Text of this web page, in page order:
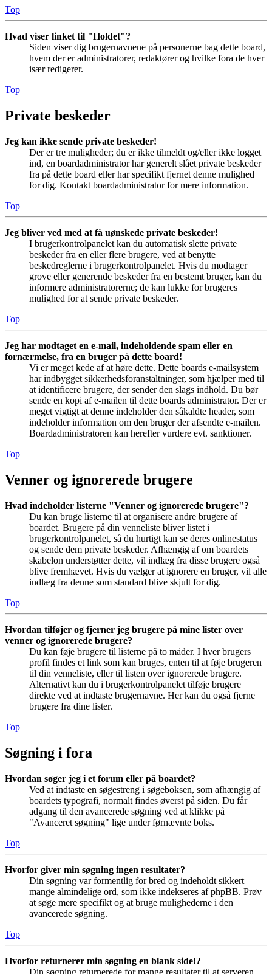
Top
Hvad viser linket til "Holdet"?
Siden viser dig brugernavnene på personerne bag dette board,
hvem der er administratorer, redaktører og hvilke fora de hver
især redigerer.
Top
Private beskeder
Jeg kan ikke sende private beskeder!
Der er tre muligheder; du er ikke tilmeldt og/eller ikke logget
ind, en boardadministrator har generelt slået private beskeder
fra på dette board eller har specifikt fjernet denne mulighed
for dig. Kontakt boardadministrator for mere information.
Top
Jeg bliver ved med at få uønskede private beskeder!
I brugerkontrolpanelet kan du automatisk slette private
beskeder fra en eller flere brugere, ved at benytte
beskedreglerne i brugerkontrolpanelet. Hvis du modtager
grove eller generende beskeder fra en bestemt bruger, kan du
informere administratorerne; de kan lukke for brugeres
mulighed for at sende private beskeder.
Top
Jeg har modtaget en e-mail, indeholdende spam eller en
fornærmelse, fra en bruger på dette board!
Vi er meget kede af at høre dette. Dette boards e-mailsystem
har indbygget sikkerhedsforanstaltninger, som hjælper med til
at identificere brugere, der sender den slags indhold. Du bør
sende en kopi af e-mailen til dette boards administrator. Der er
meget vigtigt at denne indeholder den såkaldte header, som
indeholder information om den bruger der afsendte e-mailen.
Boardadministratoren kan herefter vurdere evt. sanktioner.
Top
Venner og ignorerede brugere
Hvad indeholder listerne "Venner og ignorerede brugere"?
Du kan bruge listerne til at organisere andre brugere af
boardet. Brugere på din venneliste bliver listet i
brugerkontrolpanelet, så du hurtigt kan se deres onlinestatus
og sende dem private beskeder. Afhængig af om boardets
skabelon understøtter dette, vil indlæg fra disse brugere også
blive fremhævet. Hvis du vælger at ignorere en bruger, vil alle
indlæg fra denne som standard blive skjult for dig.
Top
Hvordan tilføjer og fjerner jeg brugere på mine lister over
venner og ignorerede brugere?
Du kan føje brugere til listerne på to måder. I hver brugers
profil findes et link som kan bruges, enten til at føje brugeren
til din venneliste, eller til listen over ignorerede brugere.
Alternativt kan du i brugerkontrolpanelet tilføje brugere
direkte ved at indtaste brugernavne. Her kan du også fjerne
brugere fra dine lister.
Top
Søgning i fora
Hvordan søger jeg i et forum eller på boardet?
Ved at indtaste en søgestreng i søgeboksen, som afhængig af
boardets typografi, normalt findes øverst på siden. Du får
adgang til den avancerede søgning ved at klikke på
"Avanceret søgning" lige under førnævnte boks.
Top
Hvorfor giver min søgning ingen resultater?
Din søgning var formentlig for bred og indeholdt sikkert
mange almindelige ord, som ikke indekseres af phpBB. Prøv
at søge mere specifikt og at bruge mulighederne i den
avancerede søgning.
Top
Hvorfor returnerer min søgning en blank side!?
Din søgning returnerede for mange resultater til at serveren